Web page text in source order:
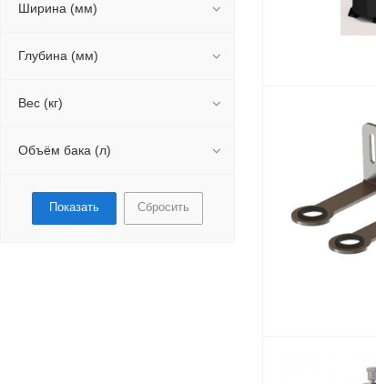
Ширина (мм)
Глубина (мм)
Вес (кг)
Объём бака (л)
Сбросить